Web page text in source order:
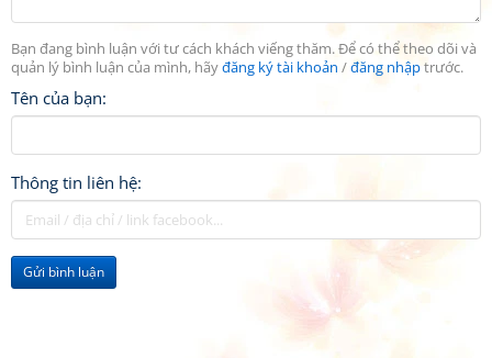
Bạn đang bình luận với tư cách khách viếng thăm. Để có thể theo dõi và
quản lý bình luận của mình, hãyđăng ký tài khoản /đăng nhậptrước.
Tên của bạn:
Thông tin liên hệ:
Gửi bình luận